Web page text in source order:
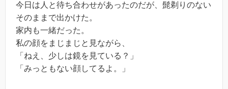
今日は人と待ち合わせがあったのだが、髭剃りのない
そのままで出かけた。
家内も一緒だった。
私の顔をまじまじと見ながら、
「ねえ、少しは鏡を見ている？」
「みっともない顔してるよ。」